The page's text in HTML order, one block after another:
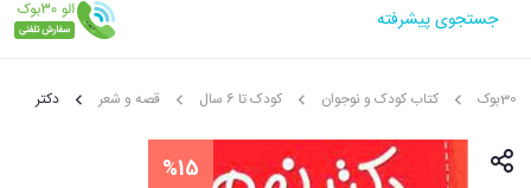
جستجوی پیشرفته
30بوک کتاب کودک و نوجوان کودک تا 6 سال قصه و شعر دکتر
%15